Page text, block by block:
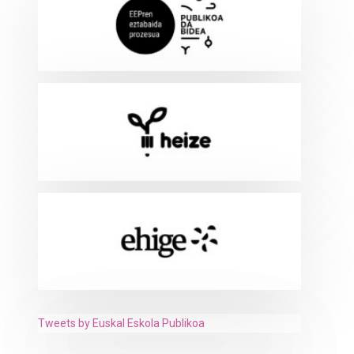
Tweets by Euskal Eskola Publikoa